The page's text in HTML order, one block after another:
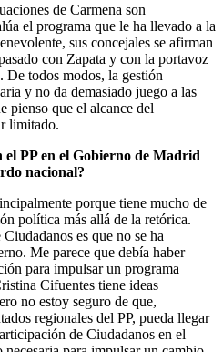
de Carmena son
el programa que le ha llevado a la
sus concejales se afirman
con Zapata y con la portavoz
todos modos, la gestión
y no da demasiado juego a las
pienso que el alcance del
limitado.
el PP en el Gobierno de Madrid
nacional?
porque tiene mucho de
política más allá de la retórica.
es que no se ha
Me parece que debía haber
para impulsar un programa
Cifuentes tiene ideas
no estoy seguro de que,
regionales del PP, pueda llegar
de Ciudadanos en el